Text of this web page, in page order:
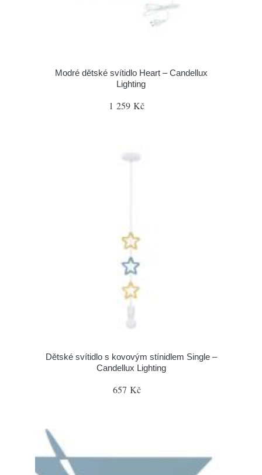
Modré dětské svítidlo Heart – Candellux
Lighting
1 259 Kč
Dětské svítidlo s kovovým stínidlem Single –
Candellux Lighting
657 Kč